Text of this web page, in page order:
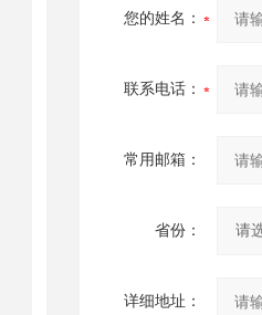
您的姓名：
联系电话：
常用邮箱：
省份：
详细地址：